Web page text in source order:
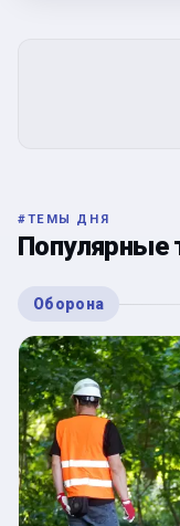
#ТЕМЫ ДНЯ
Популярные
Оборона